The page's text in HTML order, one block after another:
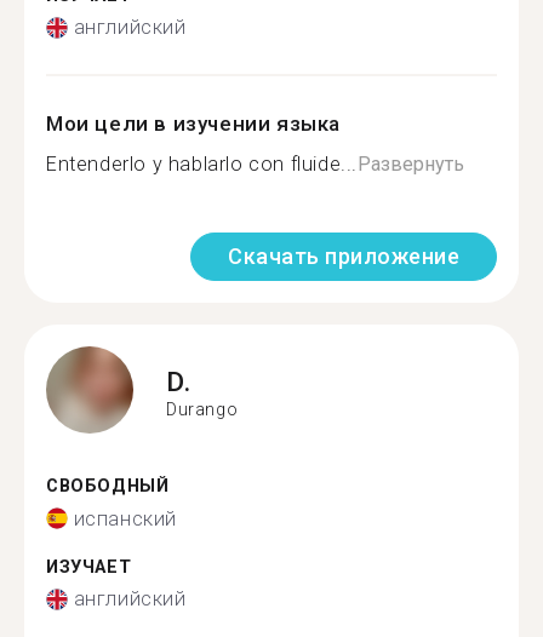
английский
Мои цели в изучении языка
Entenderlo y hablarlo con fluide...Развернуть
Скачать приложение
D.
Durango
СВОБОДНЫЙ
испанский
ИЗУЧАЕТ
английский